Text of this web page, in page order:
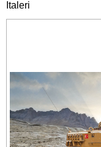
Italeri